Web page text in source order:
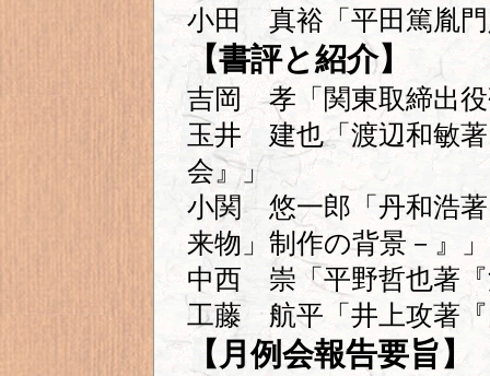
小田 真裕「平田篤胤
【書評と紹介】
吉岡 孝「関東取締出役
玉井 建也「渡辺和敏
会』」
小関 悠一郎「丹和浩著
来物」制作の背景－』」
中西 崇「平野哲也著『
工藤 航平「井上攻著
【月例会報告要旨】